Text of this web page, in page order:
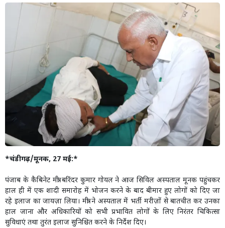
*चंडीगढ़/मूनक, 27 मई:*
पंजाब के कैबिनेट मंत्री बरिंदर कुमार गोयल ने आज सिविल अस्पताल मूनक पहुंचकर
हाल ही में एक शादी समारोह में भोजन करने के बाद बीमार हुए लोगों को दिए जा
रहे इलाज का जायज़ा लिया। मंत्री ने अस्पताल में भर्ती मरीज़ों से बातचीत कर उनका
हाल जाना और अधिकारियों को सभी प्रभावित लोगों के लिए निरंतर चिकित्सा
सुविधाएं तथा तुरंत इलाज सुनिश्चित करने के निर्देश दिए।